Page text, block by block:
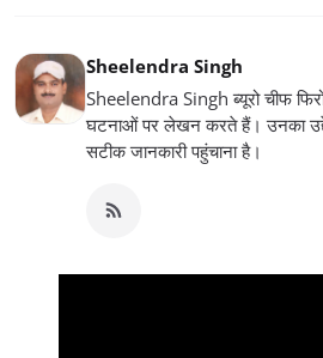
Sheelendra Singh
Sheelendra Singh ब्यूरो चीफ
घटनाओं पर लेखन करते हैं। उनका
सटीक जानकारी पहुंचाना है।